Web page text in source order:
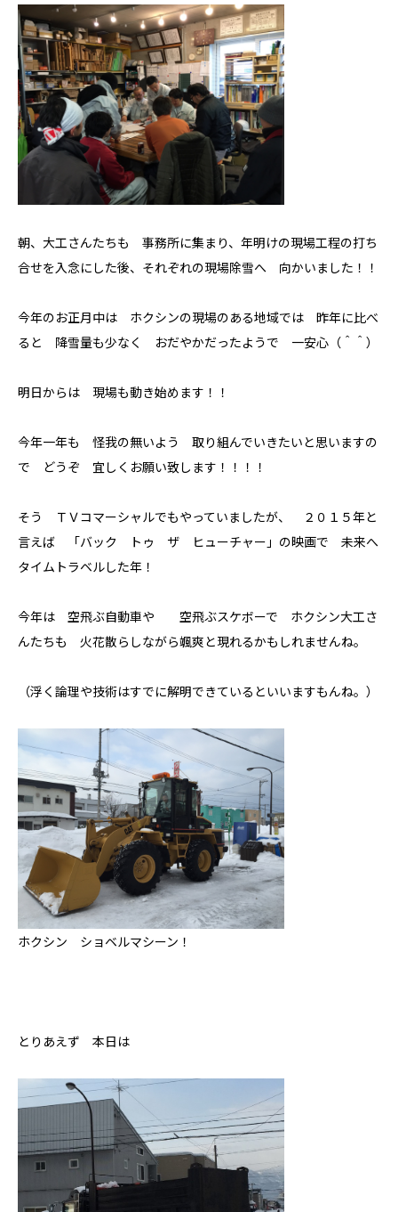
私たちについて
朝、大工さんたちも 事務所に集まり、年明けの現場工程の打ち
合せを入念にした後、それぞれの現場除雪へ 向かいました！！
今年のお正月中は ホクシンの現場のある地域では 昨年に比べ
ると 降雪量も少なく おだやかだったようで 一安心（＾＾）
明日からは 現場も動き始めます！！
今年一年も 怪我の無いよう 取り組んでいきたいと思いますの
で どうぞ 宜しくお願い致します！！！！
そう ＴＶコマーシャルでもやっていましたが、 ２０１５年と
言えば 「バック トゥ ザ ヒューチャー」の映画で 未来へ
タイムトラベルした年！
今年は 空飛ぶ自動車や 空飛ぶスケボーで ホクシン大工さ
んたちも 火花散らしながら颯爽と現れるかもしれませんね。
（浮く論理や技術はすでに解明できているといいますもんね。）
ホクシン ショベルマシーン！
とりあえず 本日は